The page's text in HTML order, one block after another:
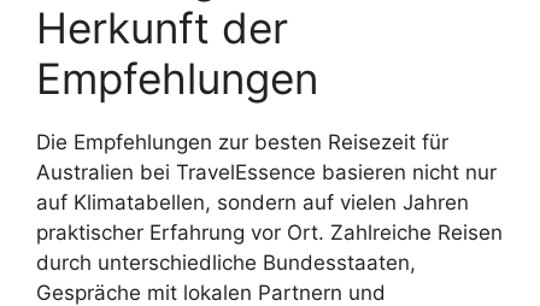
Herkunft der
Empfehlungen
Die Empfehlungen zur besten Reisezeit für
Australien bei TravelEssence basieren nicht nur
auf Klimatabellen, sondern auf vielen Jahren
praktischer Erfahrung vor Ort. Zahlreiche Reisen
durch unterschiedliche Bundesstaaten,
Gespräche mit lokalen Partnern und